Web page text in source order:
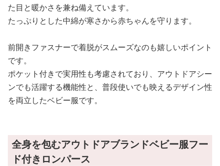
た目と暖かさを兼ね備えています。
たっぷりとした中綿が寒さから赤ちゃんを守ります。
前開きファスナーで着脱がスムーズなのも嬉しいポイント
です。
ポケット付きで実用性も考慮されており、アウトドアシー
ンでも活躍する機能性と、普段使いでも映えるデザイン性
を両立したベビー服です。
全身を包むアウトドアブランドベビー服フー
ド付きロンパース